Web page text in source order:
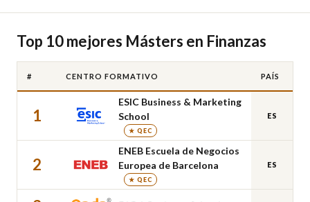
Top 10 mejores Másters en Finanzas
# CENTRO FORMATIVO PAÍS
1
ESIC Business & Marketing
School
★ QEC
ES
2
ENEB Escuela de Negocios
Europea de Barcelona
★ QEC
ES